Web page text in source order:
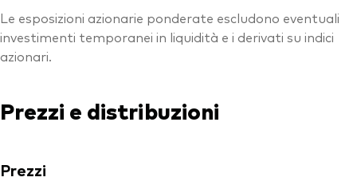
Le esposizioni azionarie ponderate escludono eventuali
investimenti temporanei in liquidità e i derivati su indici
azionari.
Prezzi e distribuzioni
Prezzi